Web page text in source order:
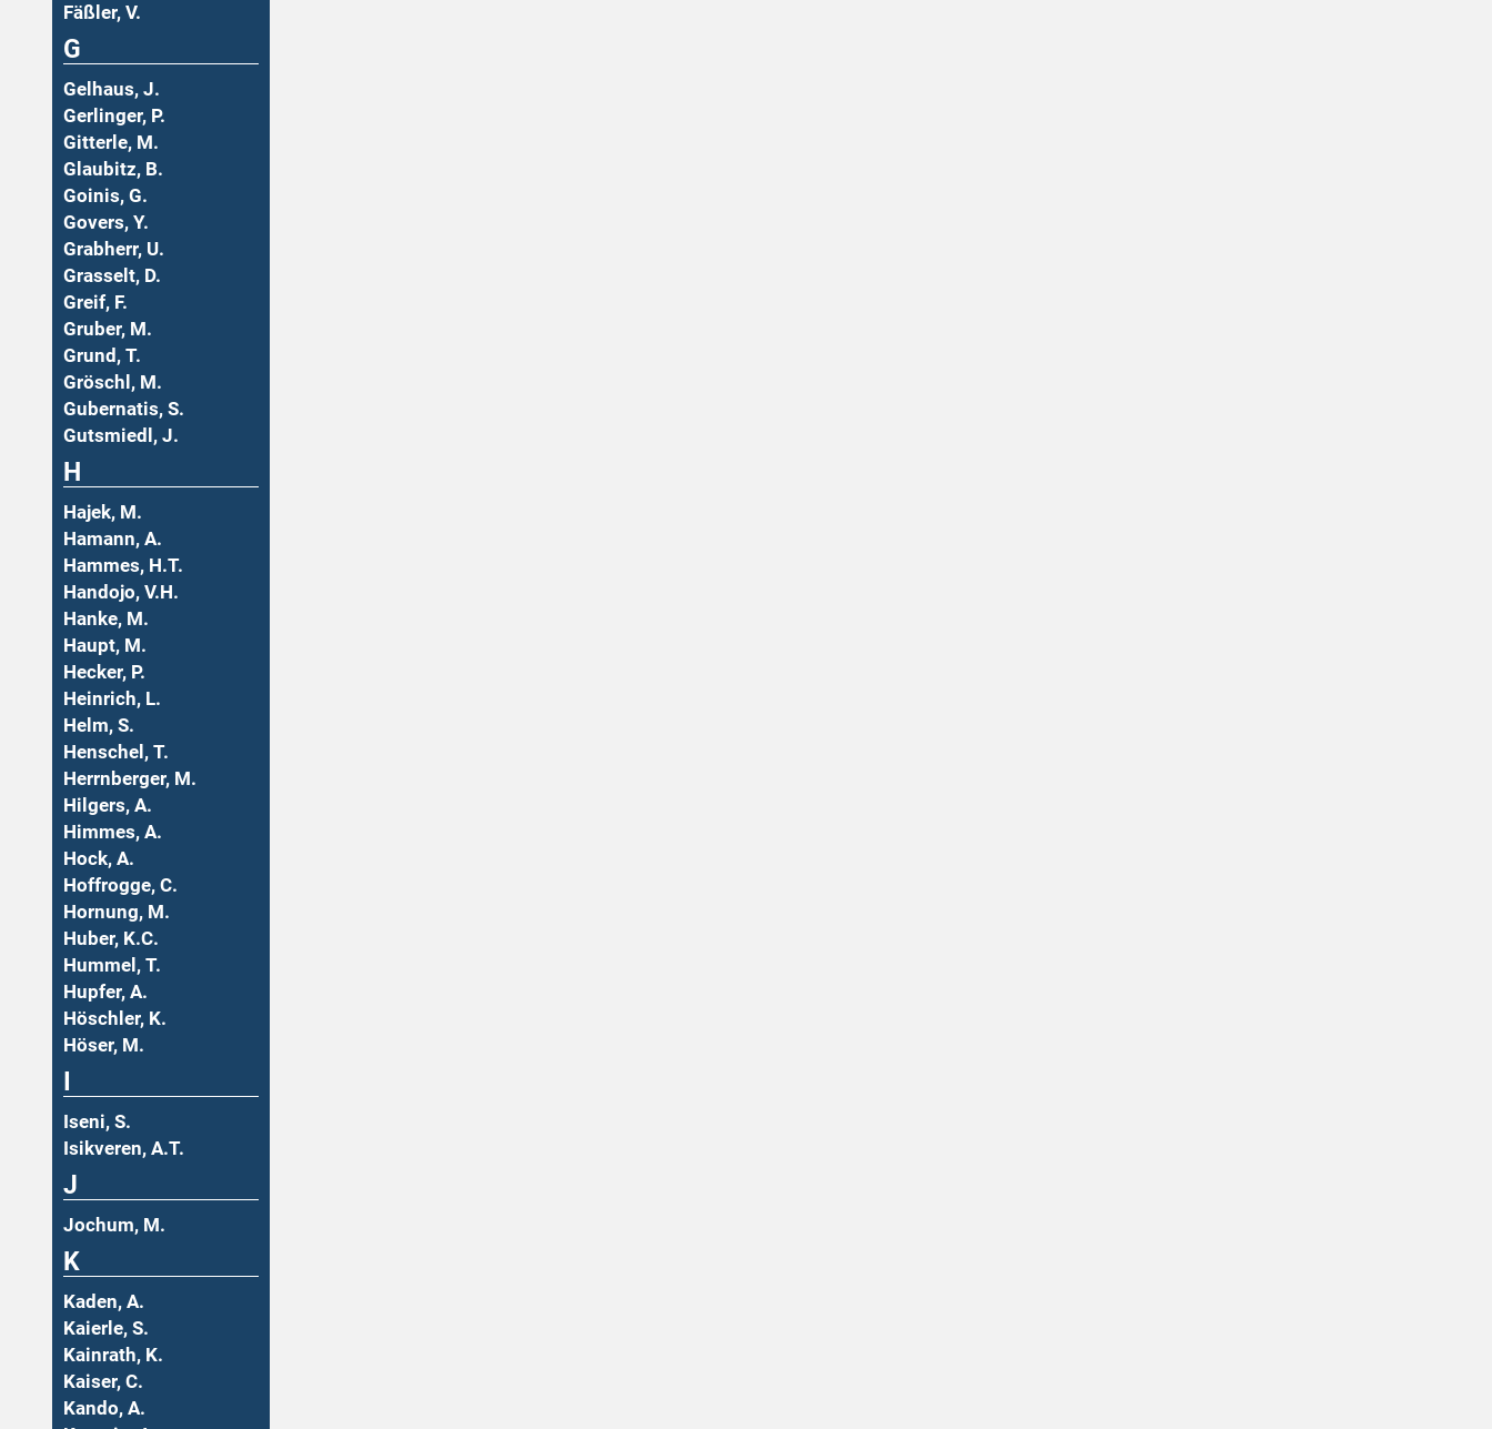
Fäßler, V.
G
Gelhaus, J.
Gerlinger, P.
Gitterle, M.
Glaubitz, B.
Goinis, G.
Govers, Y.
Grabherr, U.
Grasselt, D.
Greif, F.
Gruber, M.
Grund, T.
Gröschl, M.
Gubernatis, S.
Gutsmiedl, J.
H
Hajek, M.
Hamann, A.
Hammes, H.T.
Handojo, V.H.
Hanke, M.
Haupt, M.
Hecker, P.
Heinrich, L.
Helm, S.
Henschel, T.
Herrnberger, M.
Hilgers, A.
Himmes, A.
Hock, A.
Hoffrogge, C.
Hornung, M.
Huber, K.C.
Hummel, T.
Hupfer, A.
Höschler, K.
Höser, M.
Iseni, S.
Isikveren, A.T.
J
Jochum, M.
K
Kaden, A.
Kaierle, S.
Kainrath, K.
Kaiser, C.
Kando, A.